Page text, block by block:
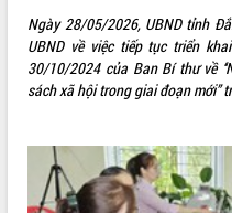
SỞ, BAN, NGÀNH
UBND CÁC XÃ, PHƯỜNG
HỆ THỐNG VĂN BẢN
Ngày 28/05/2026, UBND tỉnh
UBND về việc tiếp tục triển
30/10/2024 của Ban Bí thư về
sách xã hội trong giai đoạn mới”